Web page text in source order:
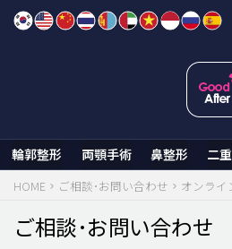
Skip
輪郭整形 両顎手術 鼻整形 二
HOME ご相談･お問い合わせ オンライ
ご相談･お問い合わせ